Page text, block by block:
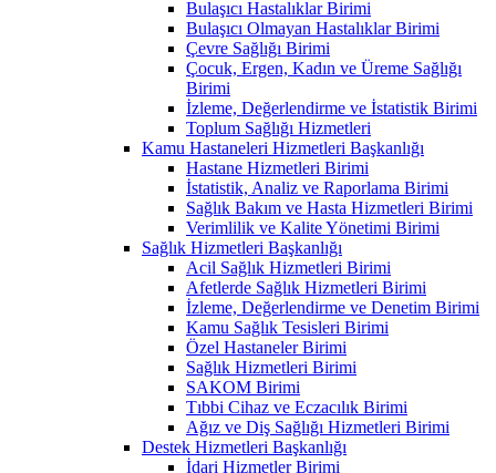
Bulaşıcı Hastalıklar Birimi
Bulaşıcı Olmayan Hastalıklar Birimi
Çevre Sağlığı Birimi
Çocuk, Ergen, Kadın ve Üreme Sağlığı
Birimi
İzleme, Değerlendirme ve İstatistik Birimi
Toplum Sağlığı Hizmetleri
Kamu Hastaneleri Hizmetleri Başkanlığı
Hastane Hizmetleri Birimi
İstatistik, Analiz ve Raporlama Birimi
Sağlık Bakım ve Hasta Hizmetleri Birimi
Verimlilik ve Kalite Yönetimi Birimi
Sağlık Hizmetleri Başkanlığı
Acil Sağlık Hizmetleri Birimi
Afetlerde Sağlık Hizmetleri Birimi
İzleme, Değerlendirme ve Denetim Birimi
Kamu Sağlık Tesisleri Birimi
Özel Hastaneler Birimi
Sağlık Hizmetleri Birimi
SAKOM Birimi
Tıbbi Cihaz ve Eczacılık Birimi
Ağız ve Diş Sağlığı Hizmetleri Birimi
Destek Hizmetleri Başkanlığı
İdari Hizmetler Birimi